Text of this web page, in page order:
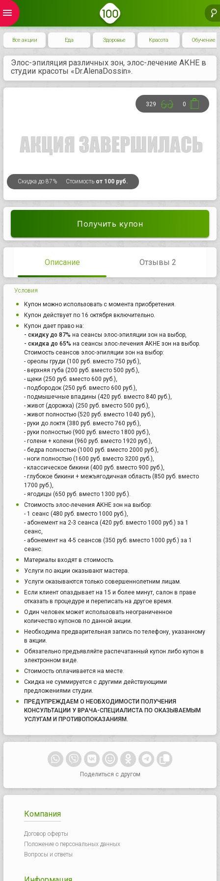
menu
Все акции Еда Здоровье Красота Обучение
Элос-эпиляция различных зон, элос-лечение АКНЕ в
студии красоты «Dr.AlenaDossin».
Скидка до 87% Стоимость от 100 руб.
329 0
Получить купон
Описание Отзывы 2
Условия
Купон можно использовать с момента приобретения.
Купон действует по 16 октября включительно.
Купон дает право на:
- скидку до 87% на сеансы элос-эпиляции зон на выбор,
- скидка до 65% на сеансы элос-лечения АКНЕ зон на выбор.
Стоимость сеансов элос-эпиляции зон на выбор:
- ореолы груди (100 руб. вместо 750 руб.),
- верхняя губа (200 руб. вместо 500 руб.),
- щеки (250 руб. вместо 600 руб.),
- подбородок (250 руб. вместо 600 руб.),
- подмышечные впадины (420 руб. вместо 840 руб.),
- живот (дорожка) (250 руб. вместо 500 руб.),
- живот полностью (520 руб. вместо 1040 руб.),
- руки до локтя (380 руб. вместо 760 руб.),
- руки полностью (900 руб. вместо 1800 руб.),
- голени + колени (960 руб. вместо 1920 руб.),
- бедра полностью (1000 руб. вместо 2000 руб.),
- ноги полностью (1600 руб. вместо 3200 руб.),
- классическое бикини (400 руб. вместо 900 руб.),
- глубокое бикини + межъягодичная область (850 руб. вместо
1700 руб.),
- ягодицы (650 руб. вместо 1300 руб.).
Стоимость элос-лечения АКНЕ зон на выбор:
- 1 сеанс (480 руб. вместо 1000 руб.),
- абонемент на 2-3 сеанса (420 руб. вместо 1000 руб.) за 1
сеанс,
- абонемент на 4-5 сеансов (350 руб. вместо 1000 руб.) за 1
сеанс.
Материалы входят в стоимость.
Услуги по акции оказывают мастера.
Услуги оказываются только совершеннолетним лицам.
Если клиент опаздывает на 15 и более минут, салон в праве
отказать в процедуре и переписать на другое время.
Один человек может использовать неограниченное
количество купонов по данной акции.
Необходима предварительная запись по телефону, указанному
в акции.
Обязательно предъявляйте распечатанный купон либо купон в
электронном виде.
Стоимость оплачивается на месте.
Скидка не суммируется с другими действующими
предложениями студии.
ПРЕДУПРЕЖДАЕМ О НЕОБХОДИМОСТИ ПОЛУЧЕНИЯ
КОНСУЛЬТАЦИИ У ВРАЧА-СПЕЦИАЛИСТА ПО ОКАЗЫВАЕМЫМ
УСЛУГАМ И ПРОТИВОПОКАЗАНИЯМ.
Поделиться с другом
Компания
Договор оферты
Положение о персональных данных
Вопросы и ответы